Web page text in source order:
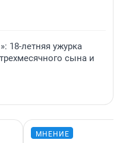
18-летняя ужурка
сына и
МНЕНИЕ